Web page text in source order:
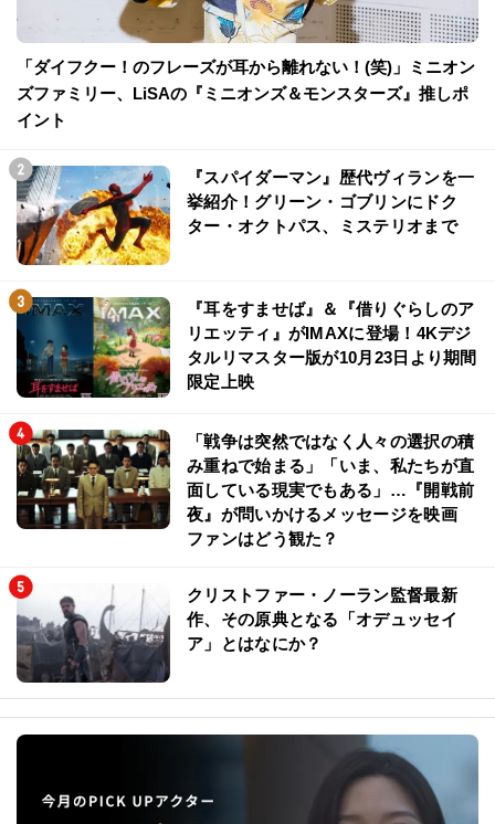
「ダイフクー！のフレーズが耳から離れない！(笑)」ミニオン
ズファミリー、LiSAの『ミニオンズ＆モンスターズ』推しポ
イント
『スパイダーマン』歴代ヴィランを一
挙紹介！グリーン・ゴブリンにドク
ター・オクトパス、ミステリオまで
『耳をすませば』＆『借りぐらしのア
リエッティ』がIMAXに登場！4Kデジ
タルリマスター版が10月23日より期間
限定上映
「戦争は突然ではなく人々の選択の積
み重ねで始まる」「いま、私たちが直
面している現実でもある」…『開戦前
夜』が問いかけるメッセージを映画
ファンはどう観た？
クリストファー・ノーラン監督最新
作、その原典となる「オデュッセイ
ア」とはなにか？